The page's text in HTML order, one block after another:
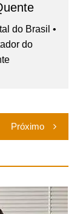
do Brasil •
do
Próximo